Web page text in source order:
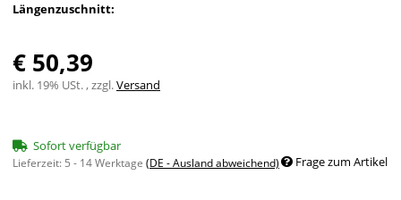
Längenzuschnitt:
€ 50,39
inkl. 19% USt. , zzgl.Versand
Sofort verfügbar
Lieferzeit: 5 - 14 Werktage (DE - Ausland abweichend) Frage zum Artikel